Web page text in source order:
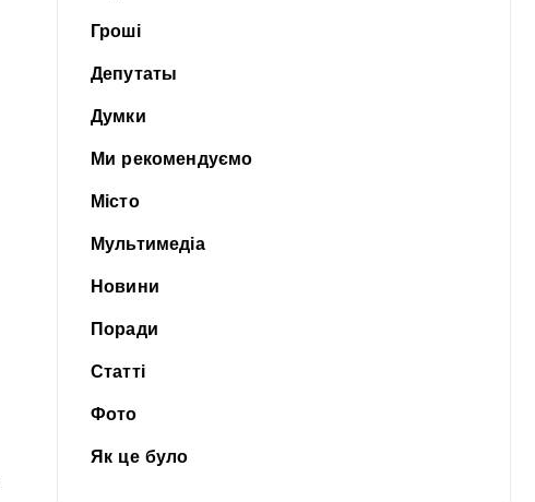
Гроші
Депутаты
Думки
Ми рекомендуємо
Місто
Мультимедіа
Новини
Поради
Статті
Фото
Як це було